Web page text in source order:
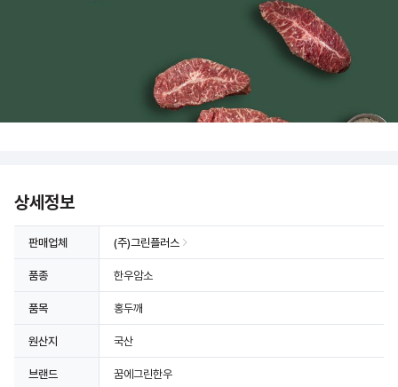
상세정보 더보기
상세정보
판매업체 (주)그린플러스
품종 한우암소
품목 홍두깨
원산지 국산
브랜드 꿈에그린한우